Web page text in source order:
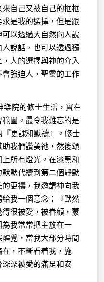
自己又被自己的框框
是我的選擇，但是跟
以透過大自然向人說
說話，也可以透過獨
人的選擇與神的介入
強迫人，聖靈的工作
樂院的修士生活，實在
圍。最令我難忘的是
『更課和默禱』。修士
我們讚美祂，然後頌
所有燈光。在漆黑和
默代禱到第二個靜默
更禱，我邀請神向我
我一個意念；『默然
很被愛，被眷顧，蒙
我常常把主放在一
覺，當我大部分時間
，不斷看着我，施
深被愛的滿足和安